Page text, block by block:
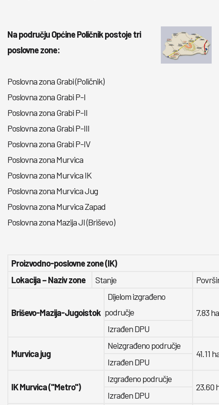
Na području Općine Poličnik postoje tri
poslovne zone:
Poslovna zona Grabi (Poličnik)
Poslovna zona Grabi P-I
Poslovna zona Grabi P-II
Poslovna zona Grabi P-III
Poslovna zona Grabi P-IV
Poslovna zona Murvica
Poslovna zona Murvica IK
Poslovna zona Murvica Jug
Poslovna zona Murvica Zapad
Poslovna zona Mazija JI (Briševo)
Proizvodno-poslovne zone (IK)
Lokacija – Naziv zone
Stanje
Briševo-Mazija-Jugoistok
Dijelom izgrađeno
područje
7.83 ha
Izrađen DPU
Murvica jug
Neizgrađeno područje
41.11
Izrađen DPU
IK Murvica ("Metro")
Izgrađeno područje
23.60
Izrađen DPU